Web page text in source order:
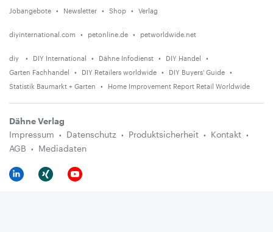
Jobangebote Newsletter Shop Verlag
diyinternational.com petonline.de petworldwide.net
diy DIY International Dähne Infodienst
DIY Handel
Garten Fachhandel
DIY Retailers worldwide
DIY Buyers' Guide
Statistik Baumarkt + Garten
Home Improvement Report Retail Worldwide
Dähne Verlag
Impressum
Datenschutz Produktsicherheit
Kontakt
AGB
Mediadaten